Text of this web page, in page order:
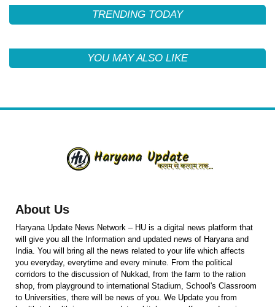
TRENDING TODAY
YOU MAY ALSO LIKE
About Us
Haryana Update News Network – HU is a digital news platform that
will give you all the Information and updated news of Haryana and
India. You will bring all the news related to your life which affects
you everyday, everytime and every minute. From the political
corridors to the discussion of Nukkad, from the farm to the ration
shop, from playground to international Stadium, School's Classroom
to Universities, there will be news of you. We Update you from